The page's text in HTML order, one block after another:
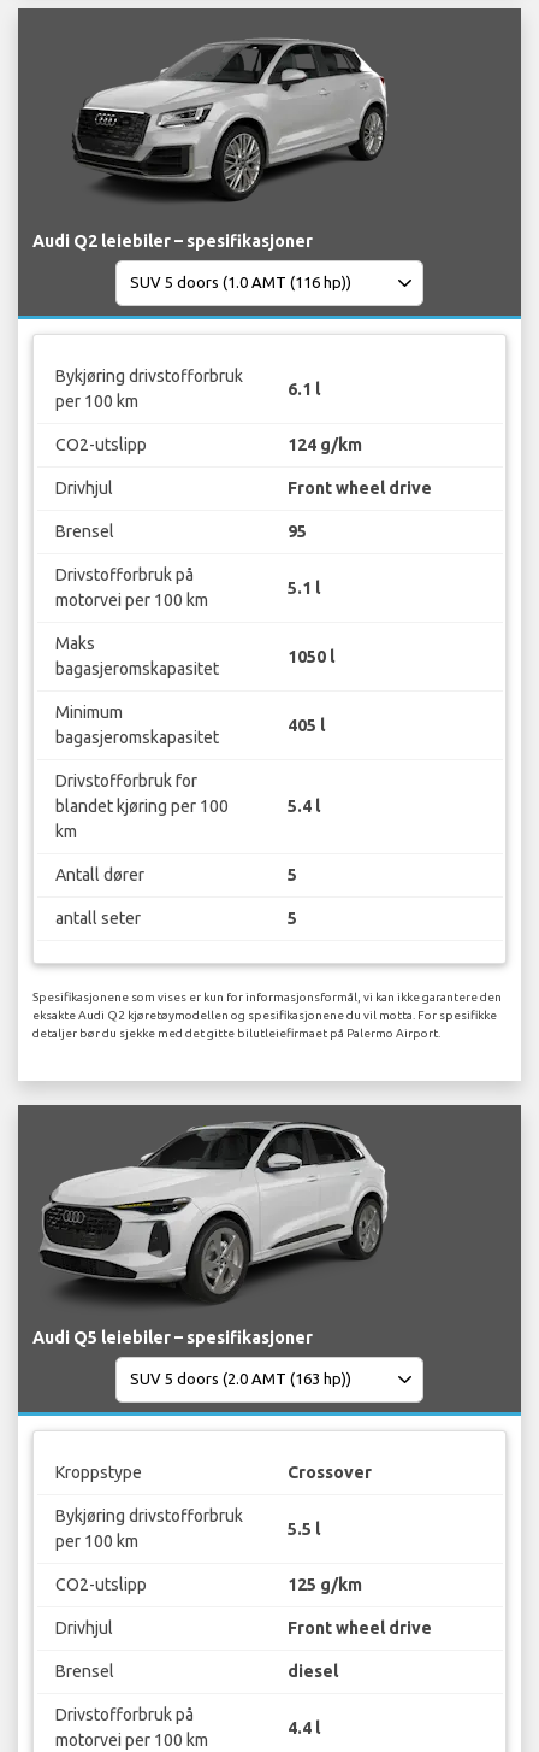
Audi Q2 leiebiler – spesifikasjoner
Bykjøring drivstofforbruk
per 100 km
6.1 l
CO2-utslipp 124 g/km
Drivhjul Front wheel drive
Brensel 95
Drivstofforbruk på
motorvei per 100 km
5.1 l
Maks
bagasjeromskapasitet
1050 l
Minimum
bagasjeromskapasitet
405 l
Drivstofforbruk for
blandet kjøring per 100
km
5.4 l
Antall dører 5
antall seter 5
Spesifikasjonene som vises er kun for informasjonsformål, vi kan ikke garantere den
eksakte Audi Q2 kjøretøymodellen og spesifikasjonene du vil motta. For spesifikke
detaljer bør du sjekke med det gitte bilutleiefirmaet på Palermo Airport.
Audi Q5 leiebiler – spesifikasjoner
Kroppstype Crossover
Bykjøring drivstofforbruk
per 100 km
5.5 l
CO2-utslipp 125 g/km
Drivhjul Front wheel drive
Brensel diesel
Drivstofforbruk på
motorvei per 100 km
4.4 l